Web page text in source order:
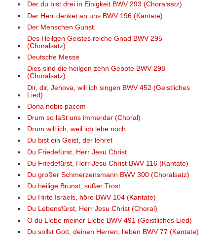
Der du bist drei in Einigkeit BWV 293 (Choralsatz)
Der Herr denket an uns BWV 196 (Kantate)
Der Menschen Gunst
Des Heilgen Geistes reiche Gnad BWV 295
(Choralsatz)
Deutsche Messe
Dies sind die heilgen zehn Gebote BWV 298
(Choralsatz)
Dir, dir, Jehova, will ich singen BWV 452 (Geistliches
Lied)
Dona nobis pacem
Drum so laßt uns immerdar (Choral)
Drum will ich, weil ich lebe noch
Du bist ein Geist, der lehret
Du Friedefürst, Herr Jesu Christ
Du Friedefürst, Herr Jesu Christ BWV 116 (Kantate)
Du großer Schmerzensmann BWV 300 (Choralsatz)
Du heilige Brunst, süßer Trost
Du Hirte Israels, höre BWV 104 (Kantate)
Du Lebensfürst, Herr Jesu Christ (Choral)
O du Liebe meiner Liebe BWV 491 (Geistliches Lied)
Du sollst Gott, deinen Herren, lieben BWV 77 (Kantate)